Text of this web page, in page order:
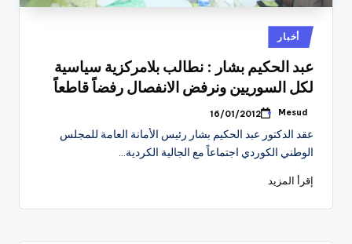
نُشر
في
أخبار
عبد الحكيم بشار : نطالب بلامركزية سياسية
لكل السوريين ونرفض الانفصال رفضاً قاطعاً
تمّ
بواسطة
Mesud
16/01/2012
عقد الدكتور عبد الحكيم بشار رئيس الأمانة العامة للمجلس
الوطني الكوردي اجتماعاً مع الجالية الكردية…
إقرأ المزيد